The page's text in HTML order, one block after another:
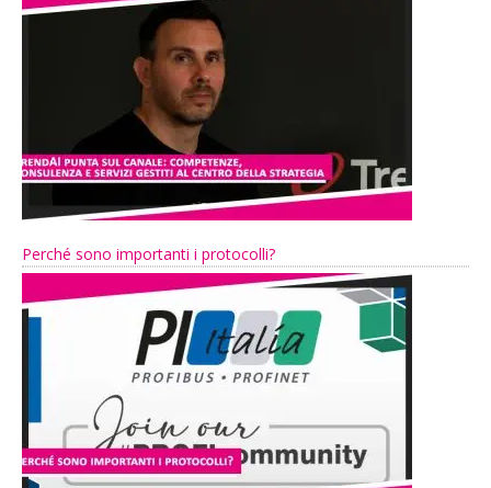
Perché sono importanti i protocolli?